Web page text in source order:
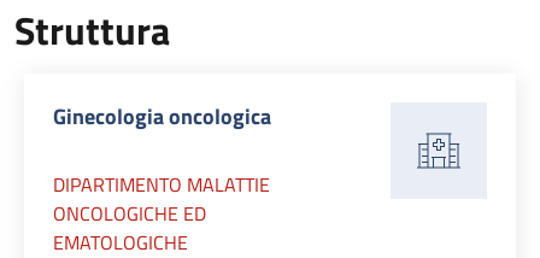
Struttura
Ginecologia oncologica
DIPARTIMENTO MALATTIE
ONCOLOGICHE ED
EMATOLOGICHE